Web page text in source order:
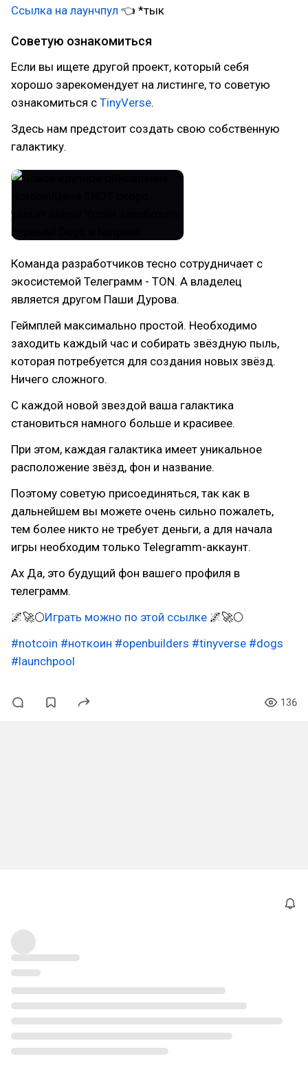
Ссылка на лаунчпул 👈 *тык
Советую ознакомиться
Если вы ищете другой проект, который себя
хорошо зарекомендует на листинге, то советую
ознакомиться с TinyVerse.
Здесь нам предстоит создать свою собственную
галактику.
Команда разработчиков тесно сотрудничает с
экосистемой Телеграмм - TON. А владелец
является другом Паши Дурова.
Геймплей максимально простой. Необходимо
заходить каждый час и собирать звёздную пыль,
которая потребуется для создания новых звёзд.
Ничего сложного.
С каждой новой звездой ваша галактика
становиться намного больше и красивее.
При этом, каждая галактика имеет уникальное
расположение звёзд, фон и название.
Поэтому советую присоединяться, так как в
дальнейшем вы можете очень сильно пожалеть,
тем более никто не требует деньги, а для начала
игры необходим только Telegramm-аккаунт.
Ах Да, это будущий фон вашего профиля в
телеграмм.
🌌🚀🌕Играть можно по этой ссылке 🌌🚀🌕
#notcoin #ноткоин #openbuilders #tinyverse #dogs
#launchpool
136